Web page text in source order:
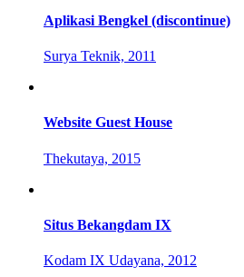
Aplikasi Bengkel (discontinue)
Surya Teknik, 2011
Website Guest House
Thekutaya, 2015
Situs Bekangdam IX
Kodam IX Udayana, 2012